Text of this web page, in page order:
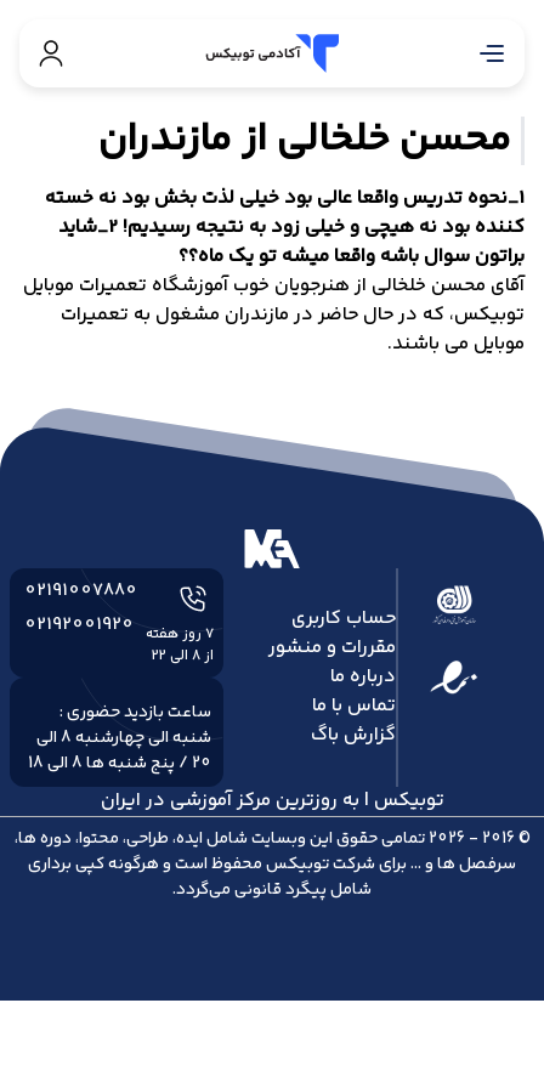
محسن خلخالی از مازندران
1_نحوه تدریس واقعا عالی بود خیلی لذت بخش بود نه خسته
کننده بود نه هیچی و خیلی زود به نتیجه رسیدیم! 2_شاید
براتون سوال باشه واقعا میشه تو یک ماه؟؟
آقای محسن خلخالی از هنرجویان خوب آموزشگاه تعمیرات موبایل
توبیکس، که در حال حاضر در مازندران مشغول به تعمیرات
موبایل می باشند.
حساب کاربری
مقررات و منشور
درباره ما
تماس با ما
گزارش باگ
02191007880
02192001920
۷ روز هفته
از 8 الی 22
ساعت بازدید حضوری :
شنبه الی چهارشنبه 8 الی
20 / پنج شنبه ها 8 الی 18
توبیکس | به روزترین مرکز آموزشی در ایران
© 2016 - 2026 تمامی حقوق این وبسایت شامل ایده، طراحی، محتوا، دوره ها،
سرفصل ها و ... برای شرکتتوبیکسمحفوظ است و هرگونه کپی برداری
شامل پیگرد قانونی می‌گردد.